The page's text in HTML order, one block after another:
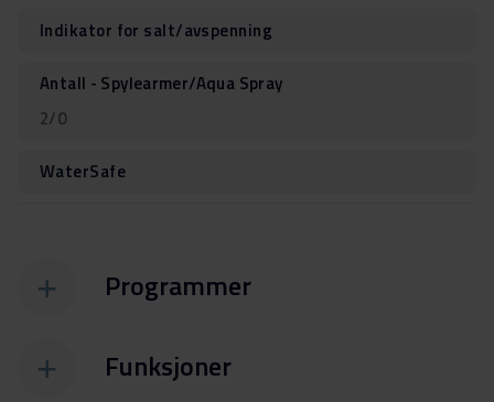
Indikator for salt/avspenning
Antall - Spylearmer/Aqua Spray
2/0
WaterSafe
Programmer
Funksjoner